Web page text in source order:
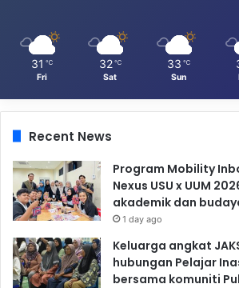
31 ℃
Fri
32 ℃
Sat
33 ℃
Sun
Recent News
Program Mobility
Nexus USU x UUM
akademik dan
1 day ago
Keluarga angkat
hubungan Pelajar
bersama komuniti